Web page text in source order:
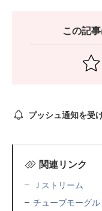
この記
プッシュ通知を受
関連リンク
Ｊストリーム
チューブモーグル